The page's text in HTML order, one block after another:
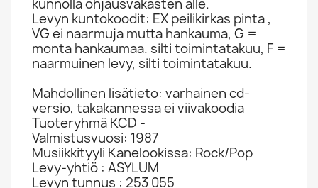
kunnolla ohjausväkästen alle.
Levyn kuntokoodit: EX peilikirkas pinta ,
VG ei naarmuja mutta hankauma, G =
monta hankaumaa. silti toimintatakuu, F =
naarmuinen levy, silti toimintatakuu.
Mahdollinen lisätieto: varhainen cd-
versio, takakannessa ei viivakoodia
Tuoteryhmä KCD -
Valmistusvuosi: 1987
Musiikkityyli Kanelookissa: Rock/Pop
Levy-yhtiö : ASYLUM
Levyn tunnus : 253 055